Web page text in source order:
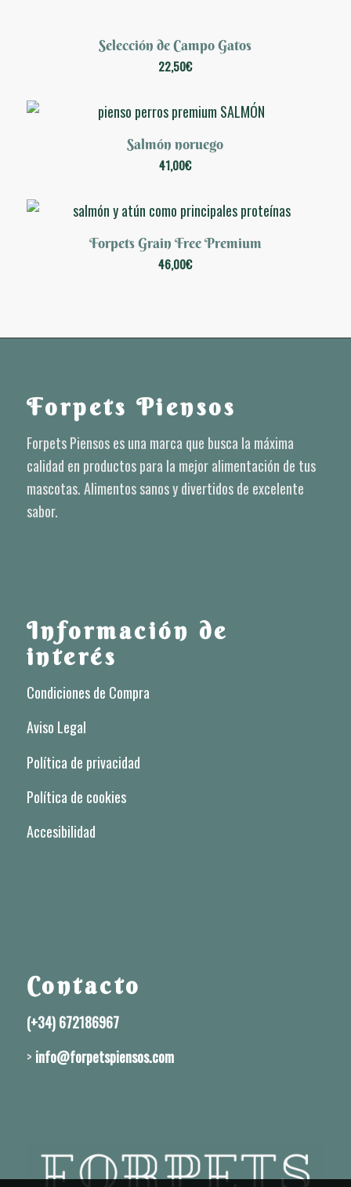
Selección de Campo Gatos
22,50€
5.00
Salmón noruego
41,00€
5.00
Forpets Grain Free Premium
46,00€
Forpets Piensos
Forpets Piensos es una marca que busca la máxima
calidad en productos para la mejor alimentación de tus
mascotas. Alimentos sanos y divertidos de excelente
sabor.
Información de
interés
Condiciones de Compra
Aviso Legal
Política de privacidad
Política de cookies
Accesibilidad
Contacto
(+34) 672186967
> info@forpetspiensos.com